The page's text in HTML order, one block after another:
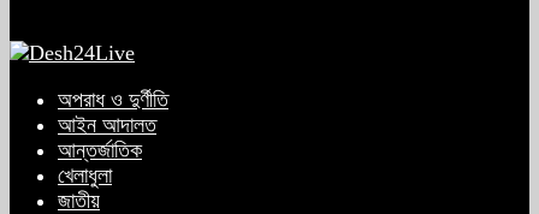
অপরাধ ও দুর্ণীতি
আইন আদালত
আন্তর্জাতিক
খেলাধুলা
জাতীয়